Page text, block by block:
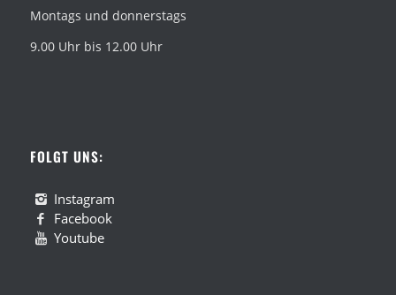
Montags und donnerstags
9.00 Uhr bis 12.00 Uhr
FOLGT UNS:
Instagram
Facebook
Youtube